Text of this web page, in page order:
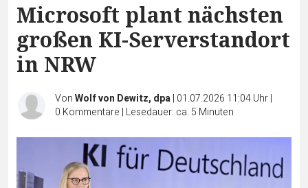
Microsoft plant nächsten
großen KI-Serverstandort
in NRW
VonWolf von Dewitz, dpa| 01.07.2026 11:04 Uhr|
0 Kommentare | Lesedauer: ca. 5 Minuten